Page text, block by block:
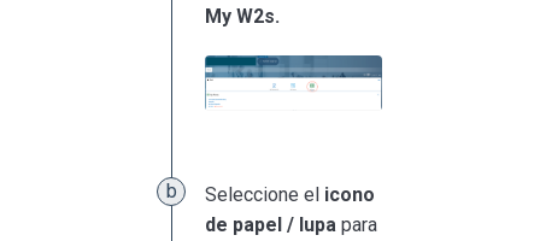
My W2s.
Seleccione el icono
de papel / lupa para